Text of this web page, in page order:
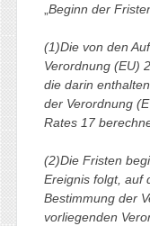
Beginn der
(1)Die von den
Verordnung (EU)
die darin
der Verordnung
Rates 17
(2)Die Fristen
Ereignis folgt, auf
Bestimmung der
vorliegenden